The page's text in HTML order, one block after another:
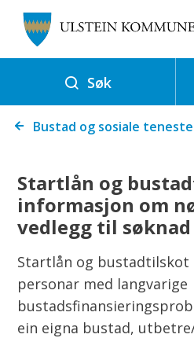
Søk
Du Bustad og sosiale
Startlån og
informasjon om
vedlegg til søknad
Startlån og
personar med langvarige
ein eigna bustad,